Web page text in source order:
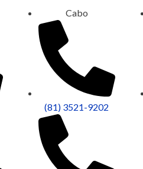
Cabo
(81) 3521-9202